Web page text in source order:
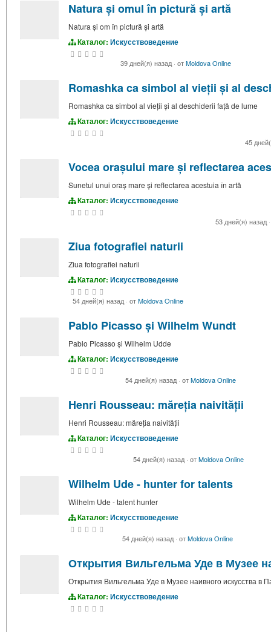
Natura și omul în pictură și artă
Natura și om în pictură și artă
Каталог: Искусствоведение
39 дней(я) назад · отMoldova Online
Romashka ca simbol al vieții și al
Romashka ca simbol al vieții și al deschiderii față de lume
Каталог: Искусствоведение
45
Vocea orașului mare și reflectarea
Sunetul unui oraș mare și reflectarea acestuia în artă
Каталог: Искусствоведение
53 дней(я) назад ·
Ziua fotografiei naturii
Ziua fotografiei naturii
Каталог: Искусствоведение
54 дней(я) назад · отMoldova Online
Pablo Picasso și Wilhelm Wundt
Pablo Picasso și Wilhelm Udde
Каталог: Искусствоведение
54 дней(я) назад · отMoldova Online
Henri Rousseau: măreția naivității
Henri Rousseau: măreția naivității
Каталог: Искусствоведение
54 дней(я) назад · отMoldova Online
Wilhelm Ude - hunter for talents
Wilhelm Ude - talent hunter
Каталог: Искусствоведение
54 дней(я) назад · отMoldova Online
Открытия Вильгельма Уде в Музее
Открытия Вильгельма Уде в Музее наивного искусства в
Каталог: Искусствоведение